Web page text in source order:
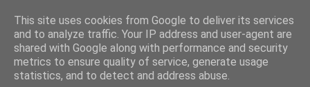
Manuela Sonntag
Bücher, Blogs & mehr
This site uses cookies from Google to deliver its services
and to analyze traffic. Your IP address and user-agent are
shared with Google along with performance and security
metrics to ensure quality of service, generate usage
statistics, and to detect and address abuse.